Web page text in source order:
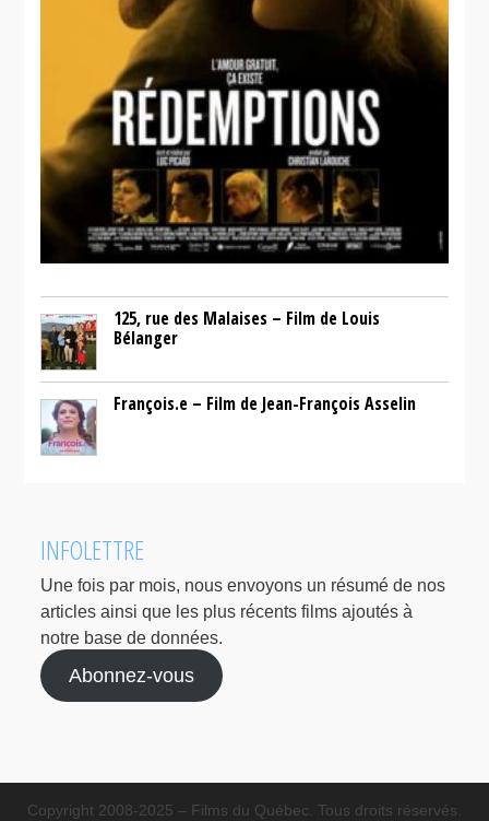
125, rue des Malaises – Film de Louis
Bélanger
François.e – Film de Jean-François Asselin
INFOLETTRE
Une fois par mois, nous envoyons un résumé de nos
articles ainsi que les plus récents films ajoutés à
notre base de données.
Abonnez-vous
Copyright 2008-2025 – Films du Québec. Tous droits réservés.